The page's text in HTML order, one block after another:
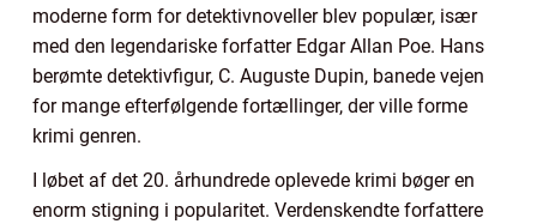
moderne form for detektivnoveller blev populær, især
med den legendariske forfatter Edgar Allan Poe. Hans
berømte detektivfigur, C. Auguste Dupin, banede vejen
for mange efterfølgende fortællinger, der ville forme
krimi genren.
I løbet af det 20. århundrede oplevede krimi bøger en
enorm stigning i popularitet. Verdenskendte forfattere